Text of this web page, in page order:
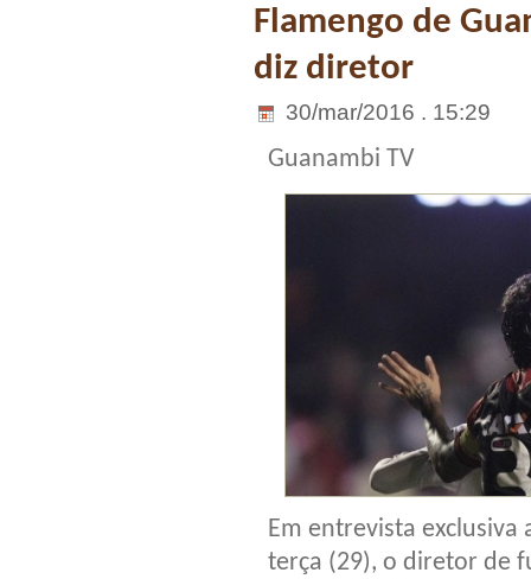
Flamengo de
diz diretor
30/mar/2016 . 15:29
Guanambi TV
Em entrevista
terça (29), o diretor de